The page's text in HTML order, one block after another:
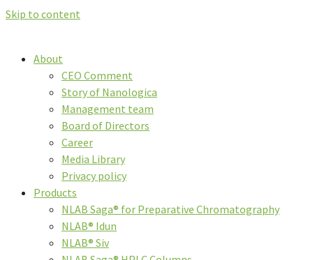
Skip to content
About
CEO Comment
Story of Nanologica
Management team
Board of Directors
Career
Media Library
Privacy policy
Products
NLAB Saga® for Preparative Chromatography
NLAB® Idun
NLAB® Siv